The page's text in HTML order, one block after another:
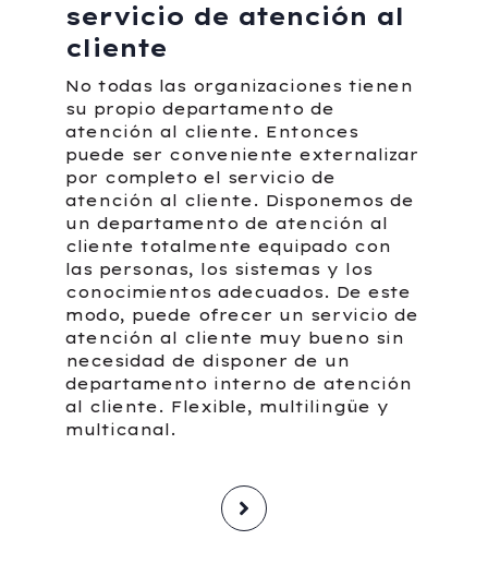
servicio de atención al
cliente
No todas las organizaciones tienen
su propio departamento de
atención al cliente. Entonces
puede ser conveniente externalizar
por completo el servicio de
atención al cliente. Disponemos de
un departamento de atención al
cliente totalmente equipado con
las personas, los sistemas y los
conocimientos adecuados. De este
modo, puede ofrecer un servicio de
atención al cliente muy bueno sin
necesidad de disponer de un
departamento interno de atención
al cliente. Flexible, multilingüe y
multicanal.